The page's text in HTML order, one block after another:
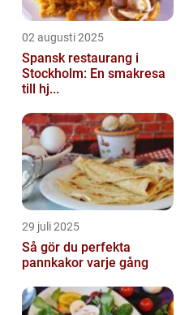
02 augusti 2025
Spansk restaurang i
Stockholm: En smakresa
till hj...
29 juli 2025
Så gör du perfekta
pannkakor varje gång